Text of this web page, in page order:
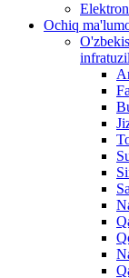
Ochiq